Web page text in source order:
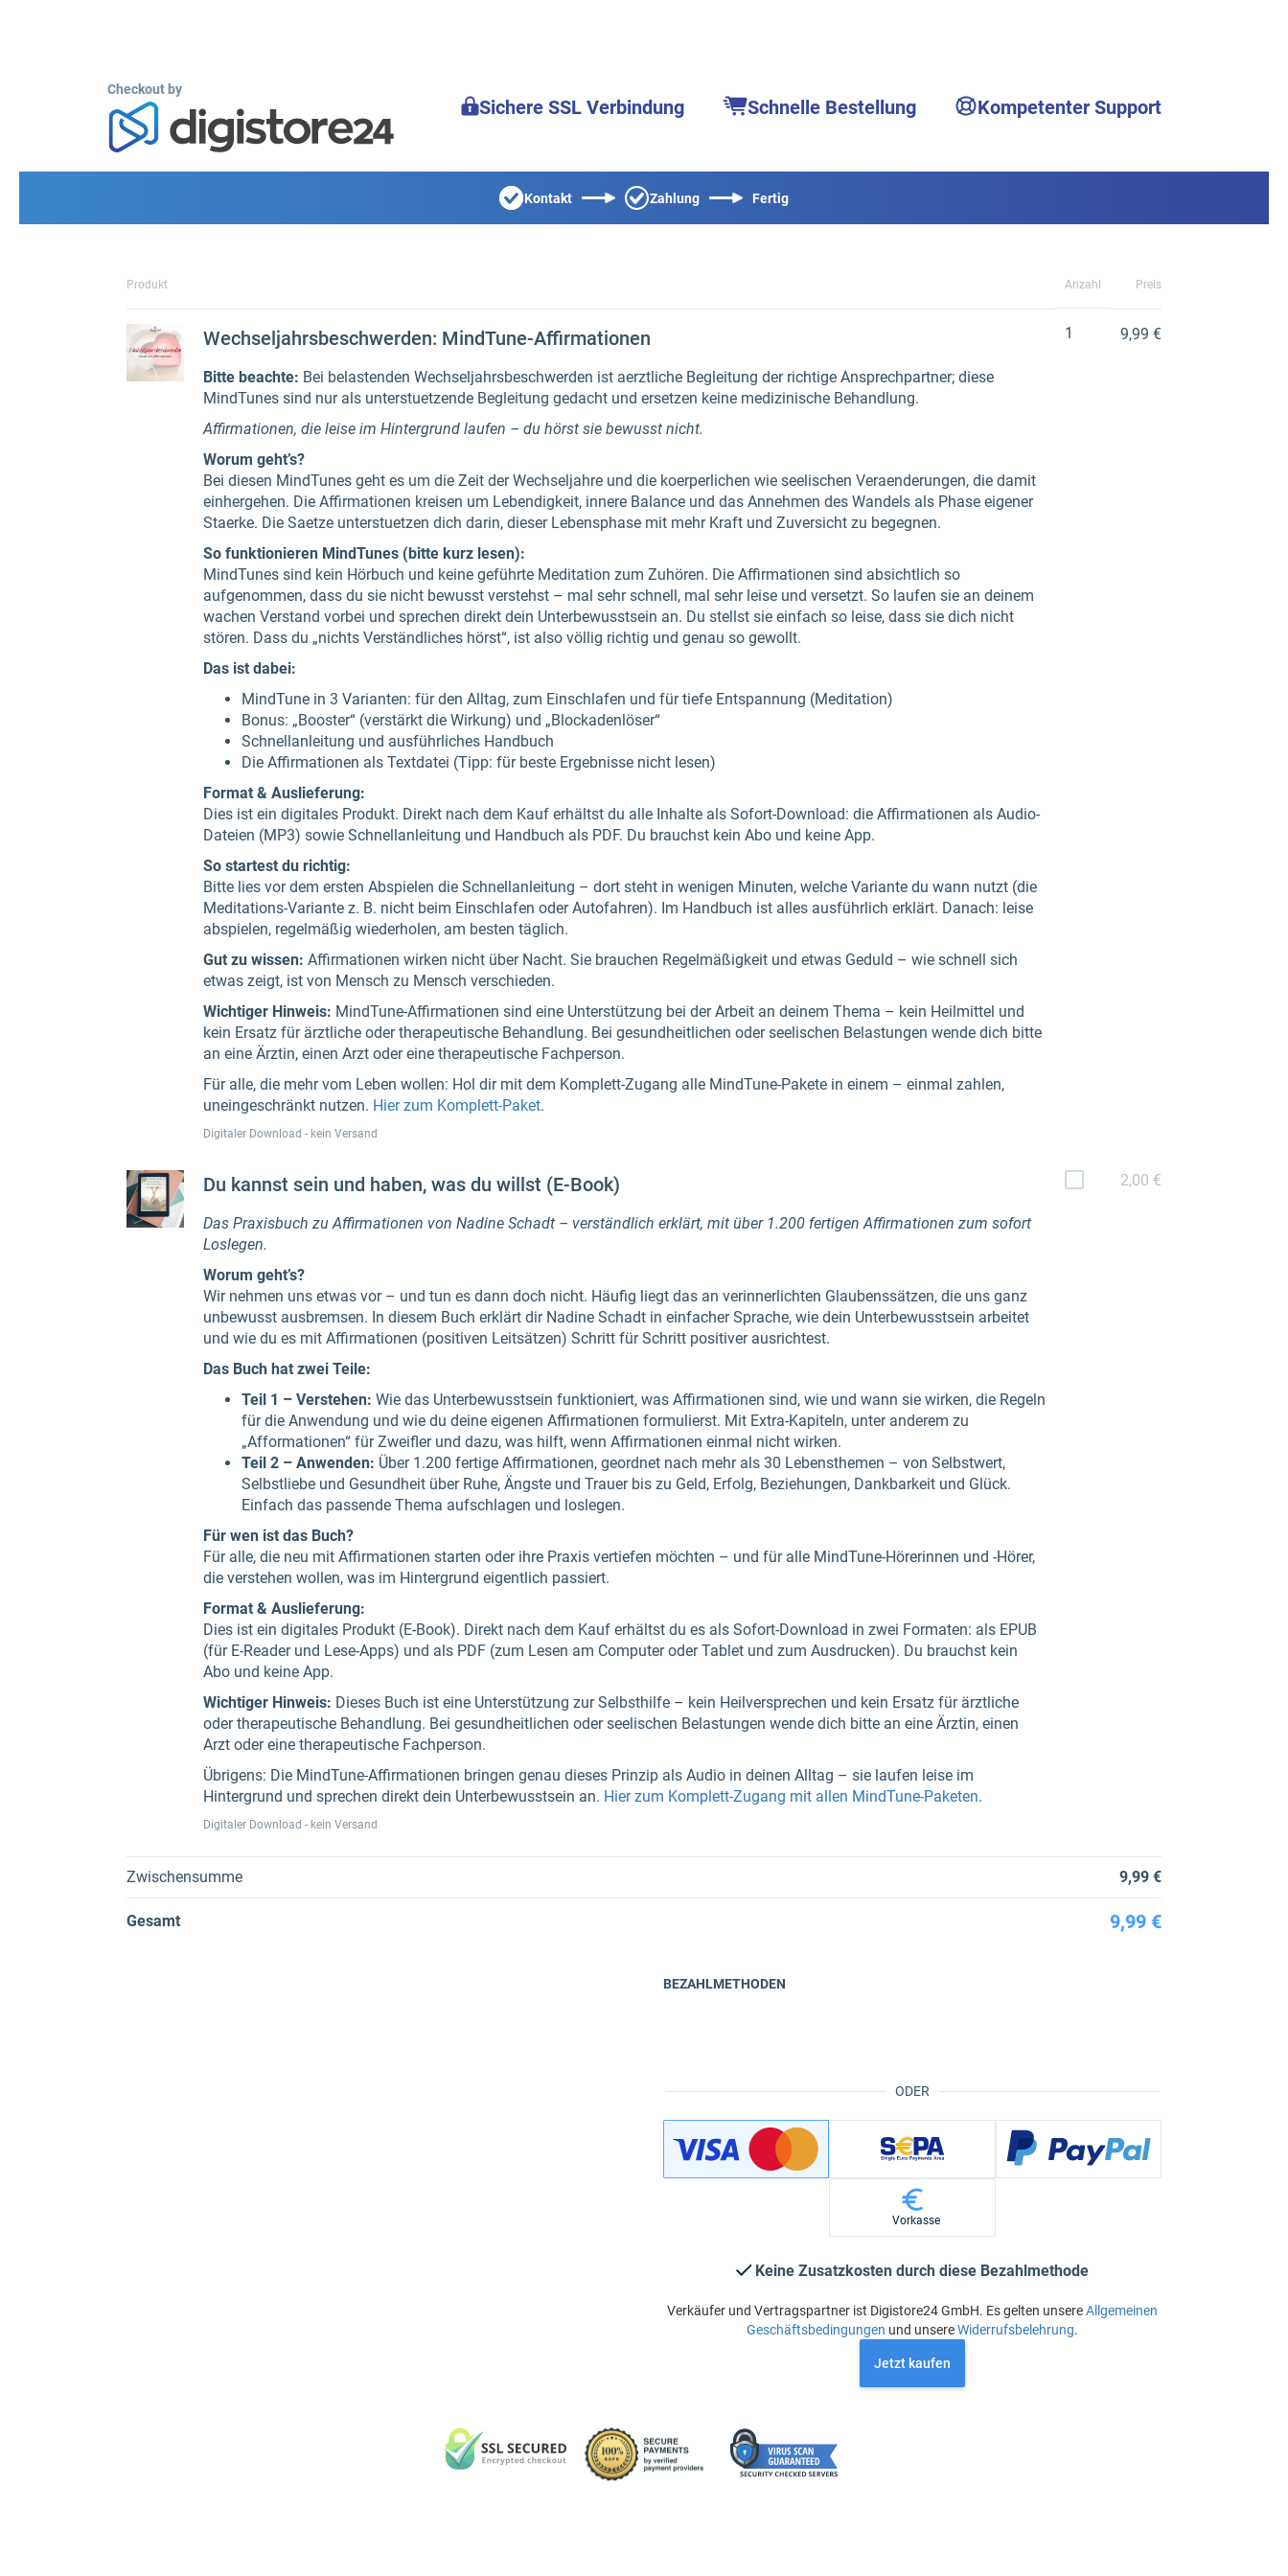
Checkout by
Sichere SSL Verbindung Schnelle Bestellung Kompetenter Support
Kontakt Zahlung Fertig
Produkt Anzahl Preis
Wechseljahrsbeschwerden: MindTune-Affirmationen
Bitte beachte: Bei belastenden Wechseljahrsbeschwerden ist aerztliche Begleitung der richtige Ansprechpartner; diese
MindTunes sind nur als unterstuetzende Begleitung gedacht und ersetzen keine medizinische Behandlung.
Affirmationen, die leise im Hintergrund laufen – du hörst sie bewusst nicht.
Worum geht’s?
Bei diesen MindTunes geht es um die Zeit der Wechseljahre und die koerperlichen wie seelischen Veraenderungen, die damit
einhergehen. Die Affirmationen kreisen um Lebendigkeit, innere Balance und das Annehmen des Wandels als Phase eigener
Staerke. Die Saetze unterstuetzen dich darin, dieser Lebensphase mit mehr Kraft und Zuversicht zu begegnen.
So funktionieren MindTunes (bitte kurz lesen):
MindTunes sind kein Hörbuch und keine geführte Meditation zum Zuhören. Die Affirmationen sind absichtlich so
aufgenommen, dass du sie nicht bewusst verstehst – mal sehr schnell, mal sehr leise und versetzt. So laufen sie an deinem
wachen Verstand vorbei und sprechen direkt dein Unterbewusstsein an. Du stellst sie einfach so leise, dass sie dich nicht
stören. Dass du „nichts Verständliches hörst“, ist also völlig richtig und genau so gewollt.
Das ist dabei:
MindTune in 3 Varianten: für den Alltag, zum Einschlafen und für tiefe Entspannung (Meditation)
Bonus: „Booster“ (verstärkt die Wirkung) und „Blockadenlöser“
Schnellanleitung und ausführliches Handbuch
Die Affirmationen als Textdatei (Tipp: für beste Ergebnisse nicht lesen)
Format & Auslieferung:
Dies ist ein digitales Produkt. Direkt nach dem Kauf erhältst du alle Inhalte als Sofort-Download: die Affirmationen als Audio-
Dateien (MP3) sowie Schnellanleitung und Handbuch als PDF. Du brauchst kein Abo und keine App.
So startest du richtig:
Bitte lies vor dem ersten Abspielen die Schnellanleitung – dort steht in wenigen Minuten, welche Variante du wann nutzt (die
Meditations-Variante z. B. nicht beim Einschlafen oder Autofahren). Im Handbuch ist alles ausführlich erklärt. Danach: leise
abspielen, regelmäßig wiederholen, am besten täglich.
Gut zu wissen: Affirmationen wirken nicht über Nacht. Sie brauchen Regelmäßigkeit und etwas Geduld – wie schnell sich
etwas zeigt, ist von Mensch zu Mensch verschieden.
Wichtiger Hinweis: MindTune-Affirmationen sind eine Unterstützung bei der Arbeit an deinem Thema – kein Heilmittel und
kein Ersatz für ärztliche oder therapeutische Behandlung. Bei gesundheitlichen oder seelischen Belastungen wende dich bitte
an eine Ärztin, einen Arzt oder eine therapeutische Fachperson.
Für alle, die mehr vom Leben wollen: Hol dir mit dem Komplett-Zugang alle MindTune-Pakete in einem – einmal zahlen,
uneingeschränkt nutzen. Hier zum Komplett-Paket.
Digitaler Download - kein Versand
1 9,99 €
Du kannst sein und haben, was du willst (E-Book)
Das Praxisbuch zu Affirmationen von Nadine Schadt – verständlich erklärt, mit über 1.200 fertigen Affirmationen zum sofort
Loslegen.
Worum geht’s?
Wir nehmen uns etwas vor – und tun es dann doch nicht. Häufig liegt das an verinnerlichten Glaubenssätzen, die uns ganz
unbewusst ausbremsen. In diesem Buch erklärt dir Nadine Schadt in einfacher Sprache, wie dein Unterbewusstsein arbeitet
und wie du es mit Affirmationen (positiven Leitsätzen) Schritt für Schritt positiver ausrichtest.
Das Buch hat zwei Teile:
Teil 1 – Verstehen: Wie das Unterbewusstsein funktioniert, was Affirmationen sind, wie und wann sie wirken, die Regeln
für die Anwendung und wie du deine eigenen Affirmationen formulierst. Mit Extra-Kapiteln, unter anderem zu
„Afformationen“ für Zweifler und dazu, was hilft, wenn Affirmationen einmal nicht wirken.
Teil 2 – Anwenden: Über 1.200 fertige Affirmationen, geordnet nach mehr als 30 Lebensthemen – von Selbstwert,
Selbstliebe und Gesundheit über Ruhe, Ängste und Trauer bis zu Geld, Erfolg, Beziehungen, Dankbarkeit und Glück.
Einfach das passende Thema aufschlagen und loslegen.
Für wen ist das Buch?
Für alle, die neu mit Affirmationen starten oder ihre Praxis vertiefen möchten – und für alle MindTune-Hörerinnen und -Hörer,
die verstehen wollen, was im Hintergrund eigentlich passiert.
Format & Auslieferung:
Dies ist ein digitales Produkt (E-Book). Direkt nach dem Kauf erhältst du es als Sofort-Download in zwei Formaten: als EPUB
(für E-Reader und Lese-Apps) und als PDF (zum Lesen am Computer oder Tablet und zum Ausdrucken). Du brauchst kein
Abo und keine App.
Wichtiger Hinweis: Dieses Buch ist eine Unterstützung zur Selbsthilfe – kein Heilversprechen und kein Ersatz für ärztliche
oder therapeutische Behandlung. Bei gesundheitlichen oder seelischen Belastungen wende dich bitte an eine Ärztin, einen
Arzt oder eine therapeutische Fachperson.
Übrigens: Die MindTune-Affirmationen bringen genau dieses Prinzip als Audio in deinen Alltag – sie laufen leise im
Hintergrund und sprechen direkt dein Unterbewusstsein an. Hier zum Komplett-Zugang mit allen MindTune-Paketen.
Digitaler Download - kein Versand
2,00 €
Zwischensumme 9,99 €
Gesamt 9,99 €
ODER
BEZAHLMETHODEN
Vorkasse
Keine Zusatzkosten durch diese Bezahlmethode
Verkäufer und Vertragspartner ist Digistore24 GmbH. Es gelten unsereAllgemeinen
Geschäftsbedingungen und unsereWiderrufsbelehrung.
Jetzt kaufen